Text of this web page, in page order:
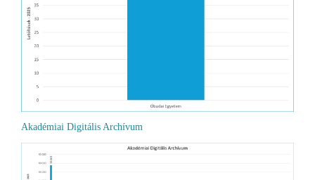
Akadémiai Digitális Archívum